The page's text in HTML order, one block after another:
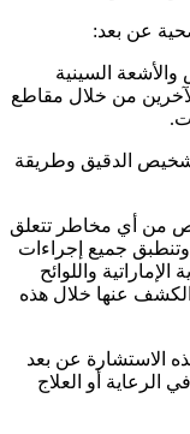
عن بعد:
السينية
من خلال مقاطع
الدقيق وطريقة
من أي مخاطر تتعلق
جميع إجراءات
واللوائح
الكشف عنها خلال هذه
الاستشارة عن بعد
أو العلاج